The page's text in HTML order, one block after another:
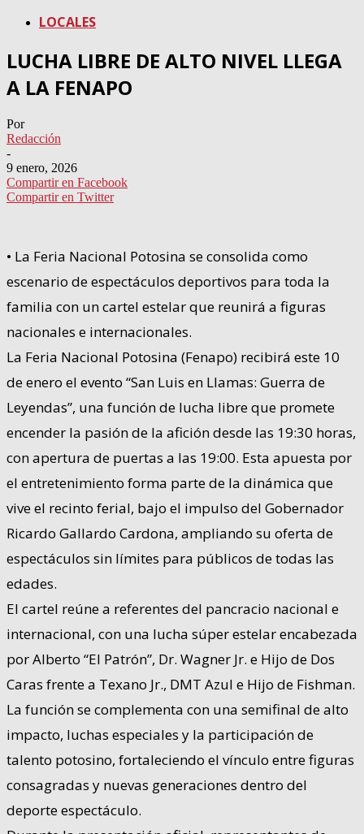
LOCALES
LUCHA LIBRE DE ALTO NIVEL LLEGA
A LA FENAPO
Por
Redacción
-
9 enero, 2026
Compartir en Facebook
Compartir en Twitter
• La Feria Nacional Potosina se consolida como
escenario de espectáculos deportivos para toda la
familia con un cartel estelar que reunirá a figuras
nacionales e internacionales.
La Feria Nacional Potosina (Fenapo) recibirá este 10
de enero el evento “San Luis en Llamas: Guerra de
Leyendas”, una función de lucha libre que promete
encender la pasión de la afición desde las 19:30 horas,
con apertura de puertas a las 19:00. Esta apuesta por
el entretenimiento forma parte de la dinámica que
vive el recinto ferial, bajo el impulso del Gobernador
Ricardo Gallardo Cardona, ampliando su oferta de
espectáculos sin límites para públicos de todas las
edades.
El cartel reúne a referentes del pancracio nacional e
internacional, con una lucha súper estelar encabezada
por Alberto “El Patrón”, Dr. Wagner Jr. e Hijo de Dos
Caras frente a Texano Jr., DMT Azul e Hijo de Fishman.
La función se complementa con una semifinal de alto
impacto, luchas especiales y la participación de
talento potosino, fortaleciendo el vínculo entre figuras
consagradas y nuevas generaciones dentro del
deporte espectáculo.